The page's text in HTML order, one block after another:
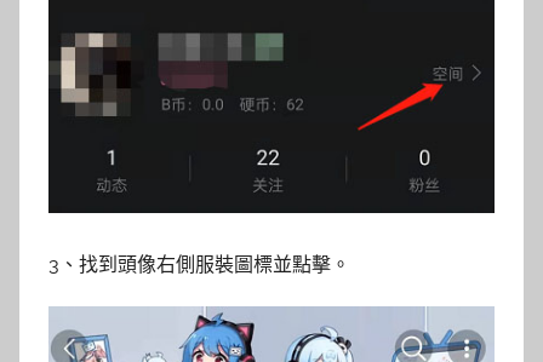
3、找到頭像右側服裝圖標並點擊。